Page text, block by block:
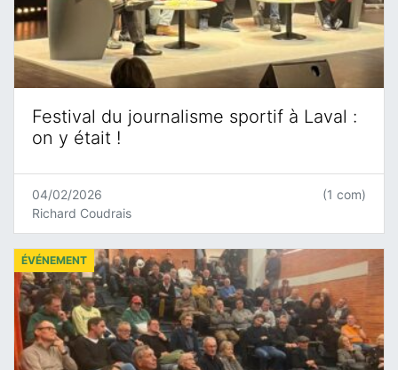
Festival du journalisme sportif à Laval :
on y était !
04/02/2026
Richard Coudrais
(1 com)
ÉVÉNEMENT